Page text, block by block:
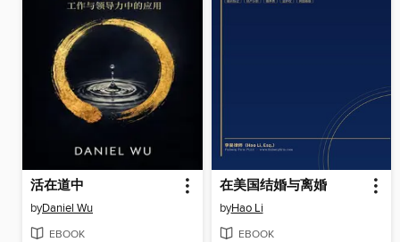
活在道中
byDaniel Wu
EBOOK
在美国结婚与离婚
byHao Li
EBOOK